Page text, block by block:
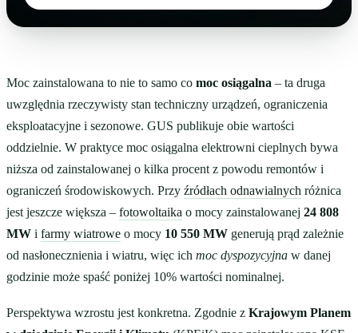
Moc zainstalowana to nie to samo co moc osiągalna – ta druga
uwzględnia rzeczywisty stan techniczny urządzeń, ograniczenia
eksploatacyjne i sezonowe. GUS publikuje obie wartości
oddzielnie. W praktyce moc osiągalna elektrowni cieplnych bywa
niższa od zainstalowanej o kilka procent z powodu remontów i
ograniczeń środowiskowych. Przy źródłach odnawialnych różnica
jest jeszcze większa – fotowoltaika o mocy zainstalowanej 24 808
MW i farmy wiatrowe o mocy 10 550 MW generują prąd zależnie
od nasłonecznienia i wiatru, więc ich moc dyspozycyjna w danej
godzinie może spaść poniżej 10% wartości nominalnej.
Perspektywa wzrostu jest konkretna. Zgodnie z Krajowym Planem